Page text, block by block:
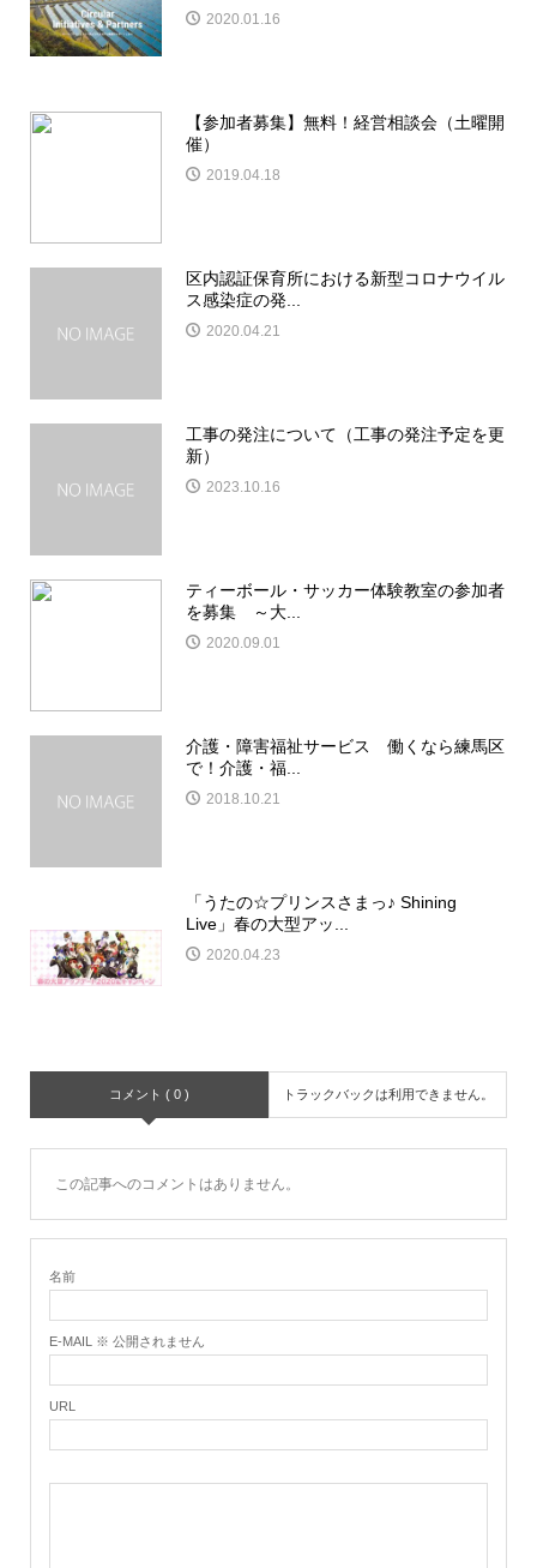
2020.01.16
【参加者募集】無料！経営相談会（土曜開
催）
2019.04.18
区内認証保育所における新型コロナウイル
ス感染症の発...
2020.04.21
工事の発注について（工事の発注予定を更
新）
2023.10.16
ティーボール・サッカー体験教室の参加者
を募集 ～大...
2020.09.01
介護・障害福祉サービス 働くなら練馬区
で！介護・福...
2018.10.21
「うたの☆プリンスさまっ♪ Shining
Live」春の大型アッ...
2020.04.23
コメント ( 0 ) トラックバックは利用できません。
この記事へのコメントはありません。
名前
E-MAIL ※ 公開されません
URL